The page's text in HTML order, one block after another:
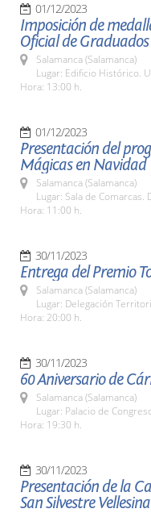
01/12/2023
Imposición de
Oficial de Graduados
Salamanca (Salamanca)
Lugar: Edificio Histórico.
Hora: 13:00 h.
01/12/2023
Presentación del
Mágicas en Navidad
Salamanca (Salamanca)
Lugar: Sala de Comarcas.
Hora: 11:00 h.
30/11/2023
Entrega del Premio
Salamanca (Salamanca)
Lugar: Delegación
Hora: 20:00 h.
30/11/2023
60 Aniversario de
Salamanca (Salamanca)
Lugar: Palacio de
Hora: 19:30 h.
30/11/2023
Presentación de la
San Silvestre Vellesina